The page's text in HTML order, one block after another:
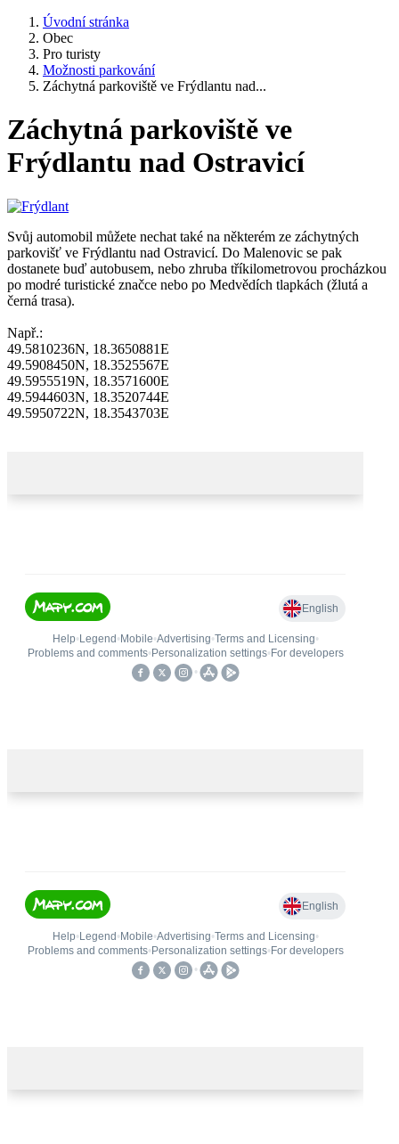
Úvodní stránka
Obec
Pro turisty
Možnosti parkování
Záchytná parkoviště ve Frýdlantu nad...
Záchytná parkoviště ve
Frýdlantu nad Ostravicí
Svůj automobil můžete nechat také na některém ze záchytných
parkovišť ve Frýdlantu nad Ostravicí. Do Malenovic se pak
dostanete buď autobusem, nebo zhruba tříkilometrovou procházkou
po modré turistické značce nebo po Medvědích tlapkách (žlutá a
černá trasa).
Např.:
49.5810236N, 18.3650881E
49.5908450N, 18.3525567E
49.5955519N, 18.3571600E
49.5944603N, 18.3520744E
49.5950722N, 18.3543703E